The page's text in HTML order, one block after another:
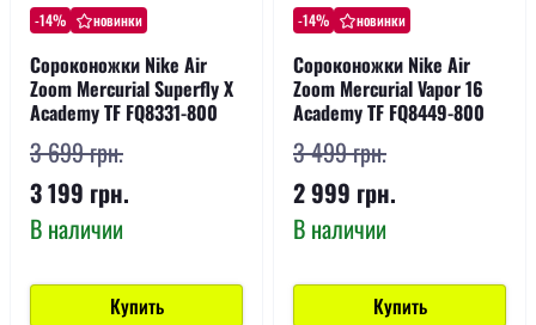
-14% новинки
Сороконожки Nike Air
Zoom Mercurial Superfly X
Academy TF FQ8331-800
3 699 грн.
3 199 грн.
В наличии
Купить
-14% новинки
Сороконожки Nike Air
Zoom Mercurial Vapor 16
Academy TF FQ8449-800
3 499 грн.
2 999 грн.
В наличии
Купить